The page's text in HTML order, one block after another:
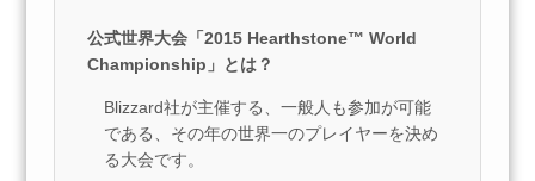
公式世界大会「2015 Hearthstone™ World
Championship」とは？
Blizzard社が主催する、一般人も参加が可能
である、その年の世界一のプレイヤーを決め
る大会です。